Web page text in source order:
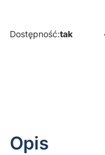
Dostępność:tak
Opis